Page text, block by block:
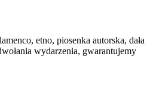
etno, piosenka autorska, dała
wydarzenia, gwarantujemy